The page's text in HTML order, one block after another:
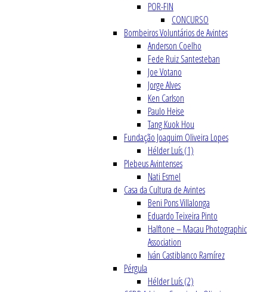
POR-FIN
CONCURSO
Bombeiros Voluntários de Avintes
Anderson Coelho
Fede Ruiz Santesteban
Joe Votano
Jorge Alves
Ken Carlson
Paulo Heise
Tang Kuok Hou
Fundação Joaquim Oliveira Lopes
Hélder Luís (1)
Plebeus Avintenses
Nati Esmel
Casa da Cultura de Avintes
Beni Pons Villalonga
Eduardo Teixeira Pinto
Halftone – Macau Photographic
Association
Iván Castiblanco Ramírez
Pérgula
Hélder Luís (2)